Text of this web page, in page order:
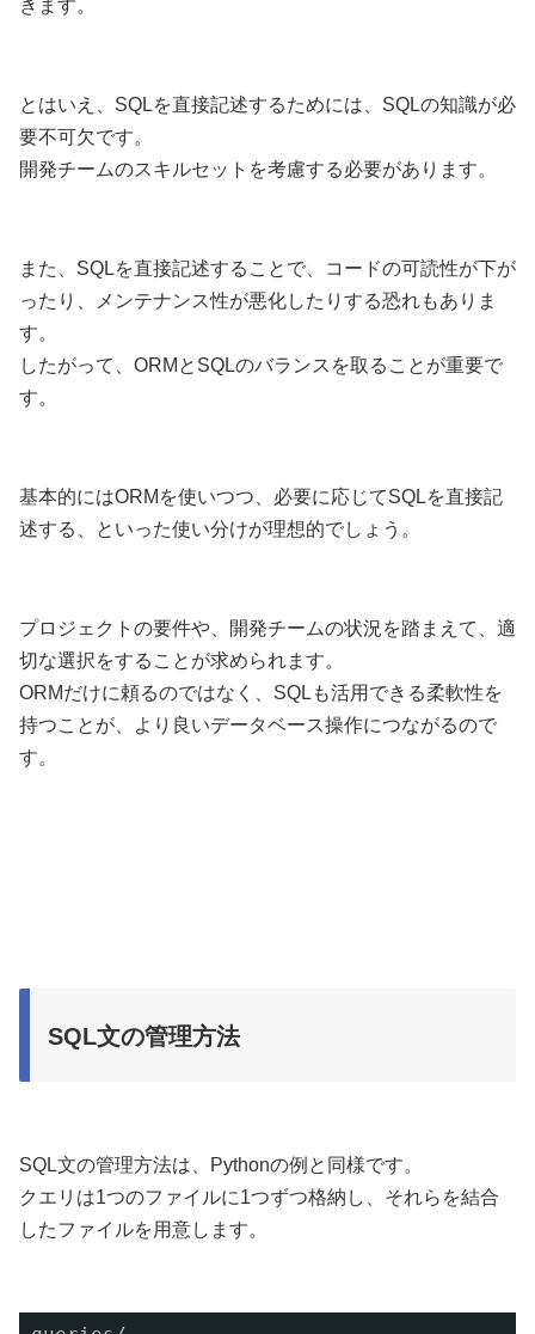
きます。
とはいえ、SQLを直接記述するためには、SQLの知識が必
要不可欠です。
開発チームのスキルセットを考慮する必要があります。
また、SQLを直接記述することで、コードの可読性が下が
ったり、メンテナンス性が悪化したりする恐れもありま
す。
したがって、ORMとSQLのバランスを取ることが重要で
す。
基本的にはORMを使いつつ、必要に応じてSQLを直接記
述する、といった使い分けが理想的でしょう。
プロジェクトの要件や、開発チームの状況を踏まえて、適
切な選択をすることが求められます。
ORMだけに頼るのではなく、SQLも活用できる柔軟性を
持つことが、より良いデータベース操作につながるので
す。
SQL文の管理方法
SQL文の管理方法は、Pythonの例と同様です。
クエリは1つのファイルに1つずつ格納し、それらを結合
したファイルを用意します。